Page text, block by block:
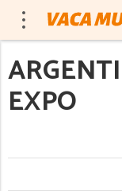
EXPO